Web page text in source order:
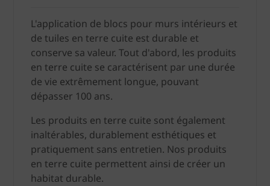
L'application de blocs pour murs intérieurs et
de tuiles en terre cuite est durable et
conserve sa valeur. Tout d'abord, les produits
en terre cuite se caractérisent par une durée
de vie extrêmement longue, pouvant
dépasser 100 ans.
Les produits en terre cuite sont également
inaltérables, durablement esthétiques et
pratiquement sans entretien. Nos produits
en terre cuite permettent ainsi de créer un
habitat durable.